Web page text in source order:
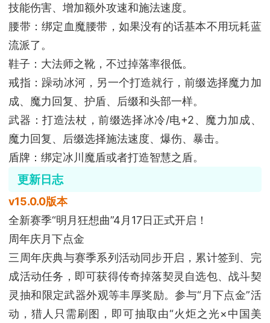
技能伤害、增加额外攻速和施法速度。
腰带：绑定血魔腰带，如果没有的话基本不用玩耗蓝
流派了。
鞋子：大法师之靴，不过掉落率很低。
戒指：躁动冰河，另一个打造就行，前缀选择魔力加
成、魔力回复、护盾、后缀和头部一样。
武器：打造法杖，前缀选择冰冷/电+2、魔力加成、
魔力回复、后缀选择施法速度、爆伤、暴击。
盾牌：绑定冰川魔盾或者打造智慧之盾。
更新日志
v15.0.0版本
全新赛季“明月狂想曲”4月17日正式开启！
周年庆月下点金
三周年庆典与赛季系列活动同步开启，累计签到、完
成活动任务，即可获得传奇掉落契灵自选包、战斗契
灵抽和限定武器外观等丰厚奖励。参与“月下点金”活
动，猎人只需刷图，即可抽取由“火炬之光×中国美